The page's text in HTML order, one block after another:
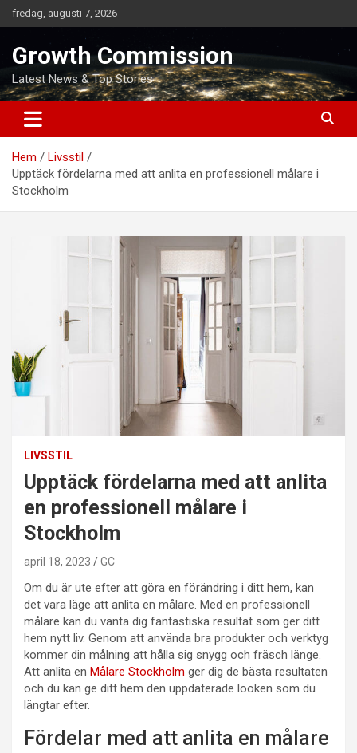
Hoppa
till
fredag, augusti 7, 2026
Growth Commission
Latest News & Top Stories
Hem
Livsstil
Upptäck fördelarna med att anlita en professionell målare i
Stockholm
LIVSSTIL
Upptäck fördelarna med att anlita
en professionell målare i
Stockholm
april 18, 2023 GC
Om du är ute efter att göra en förändring i ditt hem, kan
det vara läge att anlita en målare. Med en professionell
målare kan du vänta dig fantastiska resultat som ger ditt
hem nytt liv. Genom att använda bra produkter och verktyg
kommer din målning att hålla sig snygg och fräsch länge.
Att anlita en Målare Stockholm ger dig de bästa resultaten
och du kan ge ditt hem den uppdaterade looken som du
längtar efter.
Fördelar med att anlita en målare